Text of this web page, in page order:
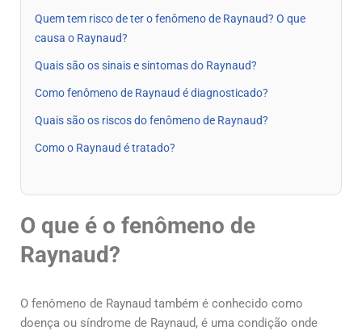
Quem tem risco de ter o fenômeno de Raynaud? O que
causa o Raynaud?
Quais são os sinais e sintomas do Raynaud?
Como fenômeno de Raynaud é diagnosticado?
Quais são os riscos do fenômeno de Raynaud?
Como o Raynaud é tratado?
O que é o fenômeno de
Raynaud?
O fenômeno de Raynaud também é conhecido como
doença ou síndrome de Raynaud, é uma condição onde